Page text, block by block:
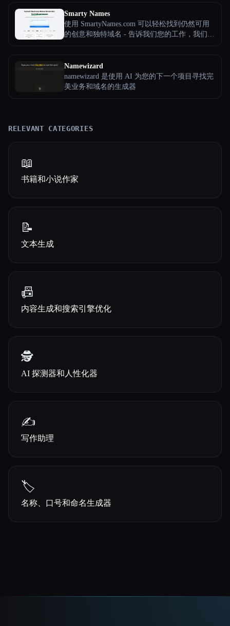
工智能导师（Smodin Omni）和一对多翻译器。
Smarty Names
使用 SmartyNames.com 可以轻松找到仍然可用
的创意和独特域名 - 告诉我们您的工作，我们的
Namewizard
namewizard 是使用 AI 为您的下一个项目寻找完
美业务和域名的生成器
RELEVANT CATEGORIES
📖
书籍和小说作家
📝
文本生成
📠
内容生成和搜索引擎优化
🕵️
AI 探测器和人性化器
✍️
写作助理
🏷️
名称、口号和命名生成器